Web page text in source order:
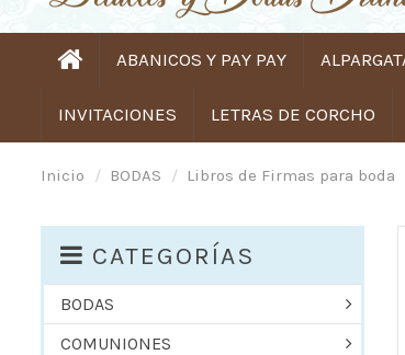
ABANICOS Y PAY PAY
INVITACIONES LETRAS DE CORCHO
Inicio BODAS Libros de Firmas para boda
CATEGORÍAS
BODAS
COMUNIONES